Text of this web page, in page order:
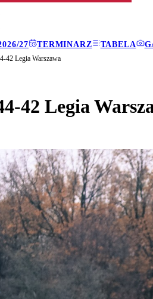
27 TERMINARZ TABELA
42 Legia Warszawa
42 Legia